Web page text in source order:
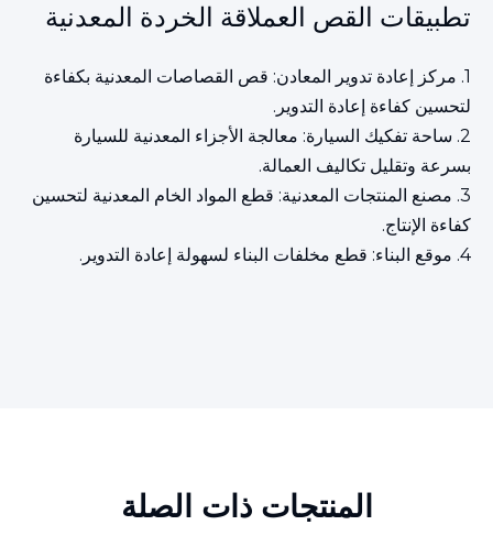
تطبيقات القص العملاقة الخردة المعدنية
1. مركز إعادة تدوير المعادن: قص القصاصات المعدنية بكفاءة
لتحسين كفاءة إعادة التدوير.
2. ساحة تفكيك السيارة: معالجة الأجزاء المعدنية للسيارة
بسرعة وتقليل تكاليف العمالة.
3. مصنع المنتجات المعدنية: قطع المواد الخام المعدنية لتحسين
كفاءة الإنتاج.
4. موقع البناء: قطع مخلفات البناء لسهولة إعادة التدوير.
المنتجات ذات الصلة